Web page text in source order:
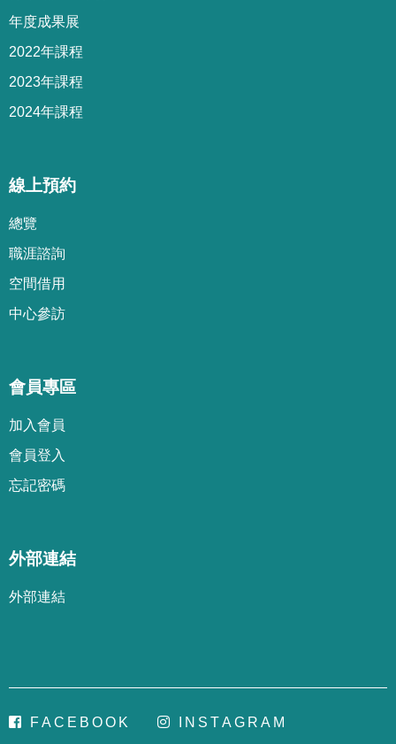
年度成果展
2022年課程
2023年課程
2024年課程
線上預約
總覽
職涯諮詢
空間借用
中心參訪
會員專區
加 入會 員
會 員登 入
忘記密碼
外部連結
外部連結
FA C E B OO K N S TA G R A M